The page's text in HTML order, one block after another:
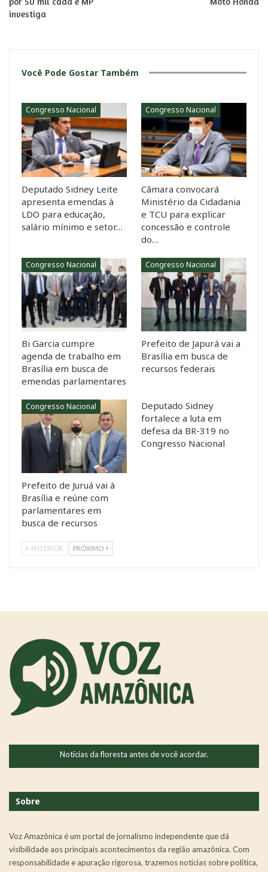
investiga
Você Pode Gostar Também
Congresso Nacional
Deputado Sidney Leite
apresenta emendas à
LDO para educação,
salário mínimo e setor…
Congresso Nacional
Câmara convocará
Ministério da Cidadania
e TCU para explicar
concessão e controle
do…
Congresso Nacional
Bi Garcia cumpre
agenda de trabalho em
Brasília em busca de
emendas parlamentares
Congresso Nacional
Prefeito de Japurá vai a
Brasília em busca de
recursos federais
Congresso Nacional
Prefeito de Juruá vai à
Brasília e reúne com
parlamentares em
busca de recursos
Deputado Sidney
fortalece a luta em
defesa da BR-319 no
Congresso Nacional
ANTERIOR PRÓXIMO
Notícias da floresta antes de você acordar.
Sobre
Voz Amazônica é um portal de jornalismo independente que dá
visibilidade aos principais acontecimentos da região amazônica. Com
responsabilidade e apuração rigorosa, trazemos notícias sobre política,